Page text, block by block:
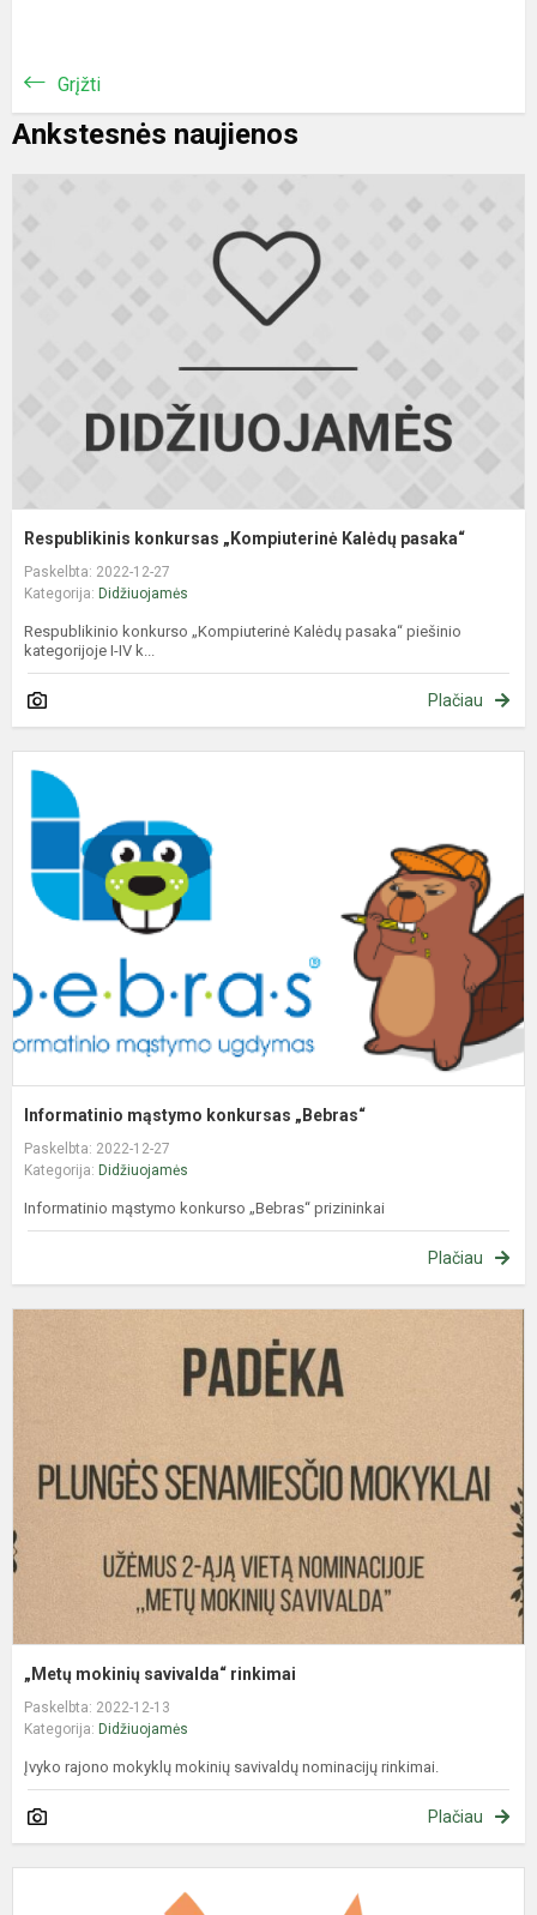
Grįžti
Ankstesnės naujienos
Respublikinis konkursas „Kompiuterinė Kalėdų pasaka“
Paskelbta: 2022-12-27
Kategorija: Didžiuojamės
Respublikinio konkurso „Kompiuterinė Kalėdų pasaka“ piešinio
kategorijoje I-IV k...
Plačiau
Informatinio mąstymo konkursas „Bebras“
Paskelbta: 2022-12-27
Kategorija: Didžiuojamės
Informatinio mąstymo konkurso „Bebras“ prizininkai
Plačiau
„Metų mokinių savivalda“ rinkimai
Paskelbta: 2022-12-13
Kategorija: Didžiuojamės
Įvyko rajono mokyklų mokinių savivaldų nominacijų rinkimai.
Plačiau